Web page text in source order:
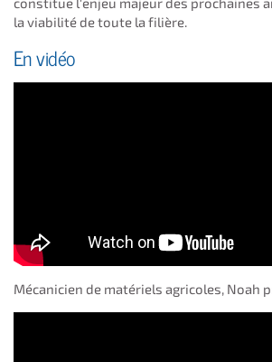
la viabilité de toute la filière.
En vidéo
Mécanicien de matériels agricoles, Noah